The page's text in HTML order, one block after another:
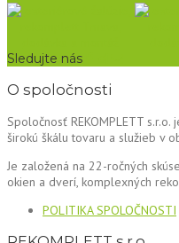
Sledujte nás
O spoločnosti
Spoločnosť REKOMPLETT
širokú škálu tovaru a služieb v
Je založená na 22-ročných
okien a dverí, komplexných
POLITIKA SPOLOČNOSTI